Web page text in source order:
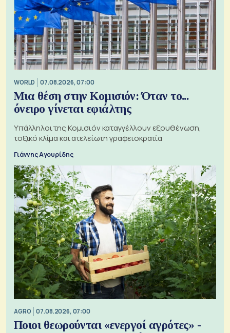
WORLD 07.08.2026, 07:00
Μια θέση στην Κομισιόν: Όταν το...
όνειρο γίνεται εφιάλτης
Υπάλληλοι της Κομισιόν καταγγέλλουν εξουθένωση,
τοξικό κλίμα και ατελείωτη γραφειοκρατία
Γιάννης Αγουρίδης
AGRO 07.08.2026, 07:00
Ποιοι θεωρούνται «ενεργοί αγρότες» -